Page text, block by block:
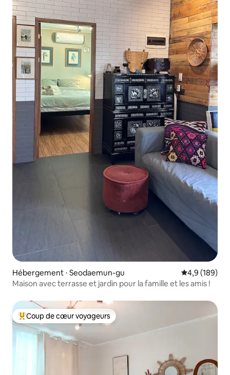
Hébergement ⋅ Seodaemun-gu Évaluation
4,9 (189)
Maison avec terrasse et jardin pour la famille et les amis !
Coups de cœur voyageurs les plus appréciés
Coup de cœur voyageurs